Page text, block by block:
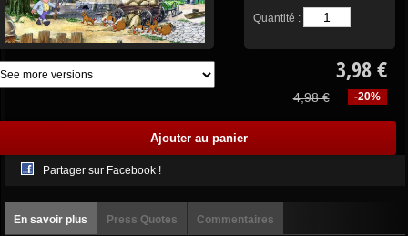
Quantité :
3,98 €
-20%
4,98 €
Partager sur Facebook !
En savoir plus Press Quotes Commentaires